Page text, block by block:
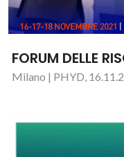
FORUM DELLE
Milano | PHYD,